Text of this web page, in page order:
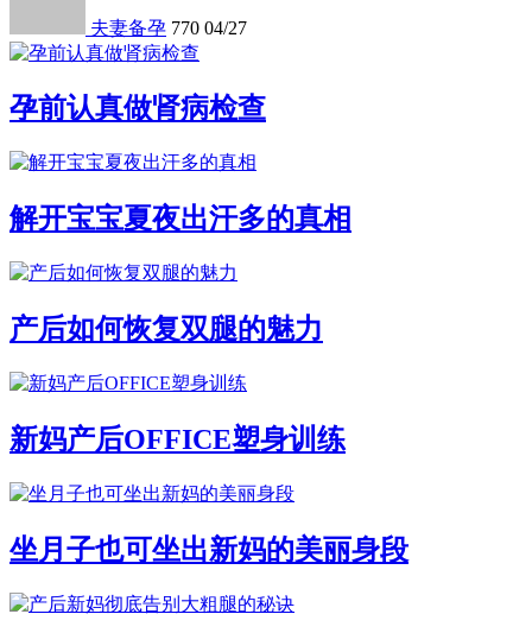
夫妻备孕 770 04/27
孕前认真做肾病检查
解开宝宝夏夜出汗多的真相
产后如何恢复双腿的魅力
新妈产后OFFICE塑身训练
坐月子也可坐出新妈的美丽身段